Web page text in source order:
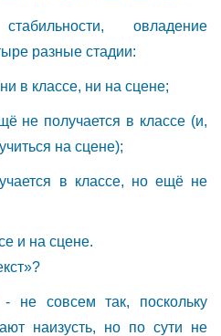
овладение
разные стадии:
в классе, ни на сцене;
не получается в классе (и,
на сцене);
в классе, но ещё не
и на сцене.
- не совсем так, поскольку
наизусть, но по сути не